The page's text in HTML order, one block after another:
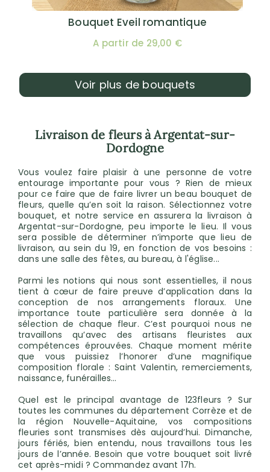
Bouquet Eveil romantique
A partir de 29,00 €
Voir plus de bouquets
Livraison de fleurs à Argentat-sur-
Dordogne
Vous voulez faire plaisir à une personne de votre
entourage importante pour vous ? Rien de mieux
pour ce faire que de faire livrer un beau bouquet de
fleurs, quelle qu’en soit la raison. Sélectionnez votre
bouquet, et notre service en assurera la livraison à
Argentat-sur-Dordogne, peu importe le lieu. Il vous
sera possible de déterminer n’importe que lieu de
livraison, au sein du 19, en fonction de vos besoins :
dans une salle des fêtes, au bureau, à l'église...
Parmi les notions qui nous sont essentielles, il nous
tient à cœur de faire preuve d’application dans la
conception de nos arrangements floraux. Une
importance toute particulière sera donnée à la
sélection de chaque fleur. C’est pourquoi nous ne
travaillons qu’avec des artisans fleuristes aux
compétences éprouvées. Chaque moment mérite
que vous puissiez l’honorer d’une magnifique
composition florale : Saint Valentin, remerciements,
naissance, funérailles…
Quel est le principal avantage de 123fleurs ? Sur
toutes les communes du département Corrèze et de
la région Nouvelle-Aquitaine, vos compositions
fleuries sont transmises dès aujourd’hui. Dimanche,
jours fériés, bien entendu, nous travaillons tous les
jours de l’année. Besoin que votre bouquet soit livré
cet après-midi ? Commandez avant 17h.